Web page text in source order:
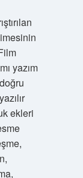
yazım
ekleri